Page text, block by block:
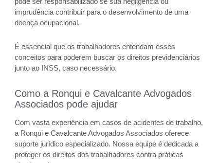
imprudência contribuir para o desenvolvimento de uma
doença ocupacional.
É essencial que os trabalhadores entendam esses
conceitos para poderem buscar os direitos previdenciários
junto ao INSS, caso necessário.
Como a Ronqui e Cavalcante Advogados
Associados pode ajudar
Com vasta experiência em casos de acidentes de trabalho,
a Ronqui e Cavalcante Advogados Associados oferece
suporte jurídico especializado. Nossa equipe é dedicada a
proteger os direitos dos trabalhadores contra práticas